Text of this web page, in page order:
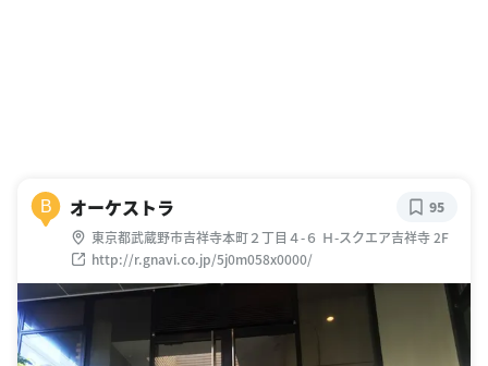
B オーケストラ
東京都武蔵野市吉祥寺本町２丁目４-６ Ｈ-スクエア吉祥寺 2F
http://r.gnavi.co.jp/5j0m058x0000/
95